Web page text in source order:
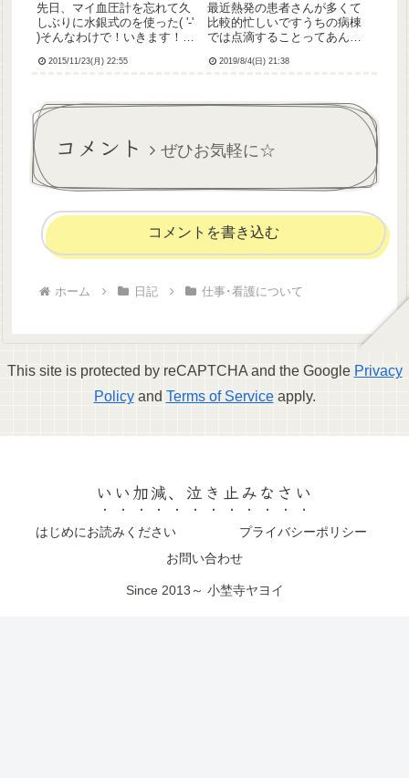
先日、マイ血圧計を忘れて久
しぶりに水銀式のを使った( '-'
)そんなわけで！いきます！思
ーズ！(前回はこちら)今回は
記から。
2015/11/23(月) 22:55
最近熱発の患者さんが多くて
比較的忙しいですうちの病棟
では点滴することってあんま
ープの人もいるし(って言った
うだけど)今日は日曜日だから
ん...
2019/8/4(日) 21:38
コメント ぜひお気軽に☆
コメントを書き込む
ホーム 日記 仕事･看護について
This site is protected by reCAPTCHA and the Google Privacy
Policyand Terms of Serviceapply.
いい加減、泣き止みなさい
はじめにお読みください
プライバシーポリシー
お問い合わせ
Since 2013～ 小埜寺ヤヨイ